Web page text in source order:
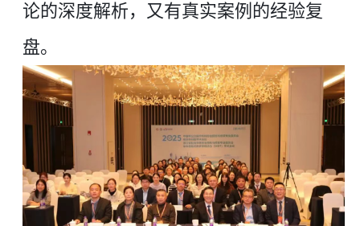
论的深度解析，又有真实案例的经验复
盘。